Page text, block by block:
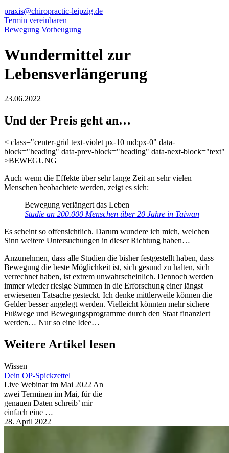
praxis@chiropractic-leipzig.de
Termin vereinbaren
Bewegung Vorbeugung
Wundermittel zur
Lebensverlängerung
23.06.2022
Und der Preis geht an…
< class="center-grid text-violet px-10 md:px-0" data-
block="heading" data-prev-block="heading" data-next-block="text"
>BEWEGUNG
Auch wenn die Effekte über sehr lange Zeit an sehr vielen
Menschen beobachtete werden, zeigt es sich:
Bewegung verlängert das Leben
Studie an 200.000 Menschen über 20 Jahre in Taiwan
Es scheint so offensichtlich. Darum wundere ich mich, welchen
Sinn weitere Untersuchungen in dieser Richtung haben…
Anzunehmen, dass alle Studien die bisher festgestellt haben, dass
Bewegung die beste Möglichkeit ist, sich gesund zu halten, sich
verrechnet haben, ist extrem unwahrscheinlich. Dennoch werden
immer wieder riesige Summen in die Erforschung einer längst
erwiesenen Tatsache gesteckt. Ich denke mittlerweile können die
Gelder besser angelegt werden. Vielleicht könnten mehr sichere
Fußwege und Bewegungsprogramme durch den Staat finanziert
werden… Nur so eine Idee…
Weitere Artikel lesen
Wissen
Dein OP-Spickzettel
Live Webinar im Mai 2022 An
zwei Terminen im Mai, für die
genauen Daten schreib’ mir
einfach eine …
28. April 2022